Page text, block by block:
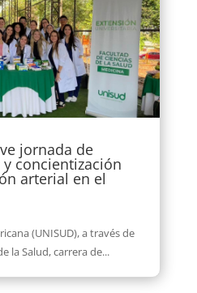
jornada de
concientización
arterial en el
(UNISUD), a través de
la Salud, carrera de...